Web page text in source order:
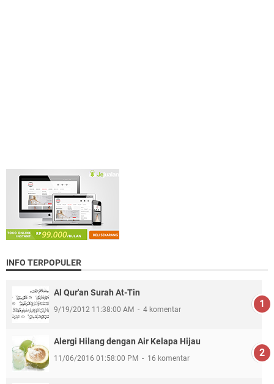
INFO TERPOPULER
Al Qur'an Surah At-Tin
9/19/2012 11:38:00 AM 4 komentar
Alergi Hilang dengan Air Kelapa Hijau
11/06/2016 01:58:00 PM 16 komentar